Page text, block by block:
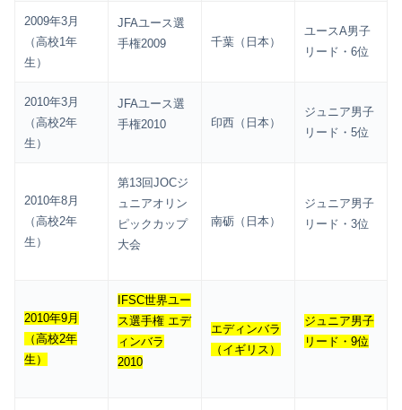
2009年3月
（高校1年
生）
JFAユース選
手権2009
千葉（日本）
ユースA男子
リード・6位
2010年3月
（高校2年
生）
JFAユース選
手権2010
印西（日本）
ジュニア男子
リード・5位
2010年8月
（高校2年
生）
第13回JOCジ
ュニアオリン
ピックカップ
大会
南砺（日本）
ジュニア男子
リード・3位
2010年9月
（高校2年
生）
IFSC世界ユー
ス選手権 エデ
ィンバラ
2010
エディンバラ
（イギリス）
ジュニア男子
リード・9位